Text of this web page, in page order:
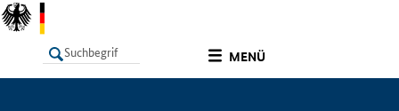
MENÜ